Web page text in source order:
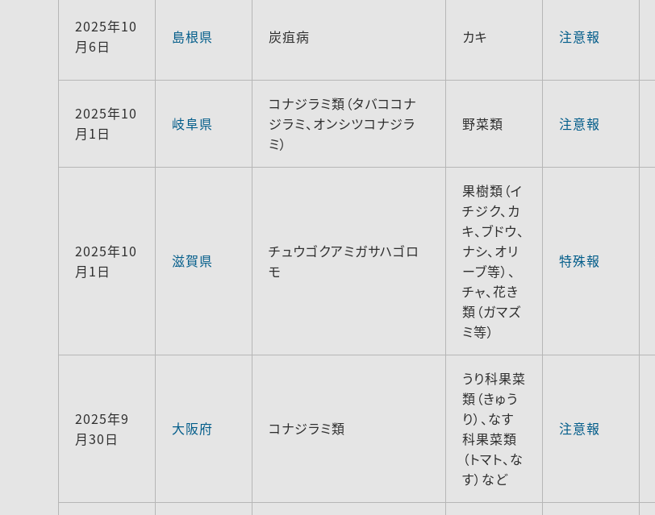
2025年10
月6日
島根県 炭疽病 カキ 注意報
2025年10
月1日
岐阜県
コナジラミ類（タバココナ
ジラミ、オンシツコナジラ
ミ）
野菜類 注意報
2025年10
月1日
滋賀県
チュウゴクアミガサハゴロ
モ
果樹類（イ
チジク、カ
キ、ブドウ、
ナシ、オリ
ーブ等）、
チャ、花き
類（ガマズ
ミ等）
特殊報
2025年9
月30日
大阪府 コナジラミ類
うり科果菜
類（きゅう
り）、なす
科果菜類
（トマト、な
す）など
注意報